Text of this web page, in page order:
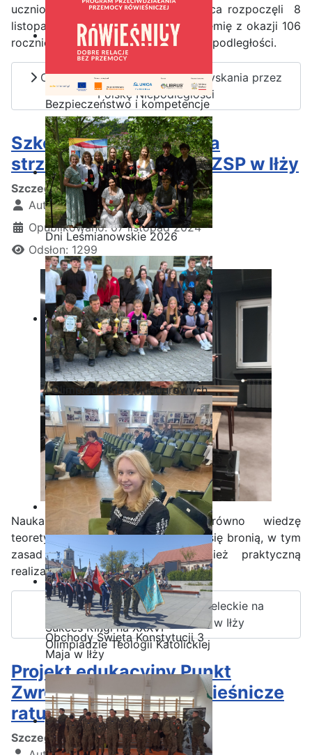
Bezpieczeństwo i kompetencje
uczniów - nasz priorytet
Dni Leśmianowskie 2026
I Olimpiada Klas Mundurowych
Sukces Kingi na XXXVI
Olimpiadzie Teologii Katolickiej
Obchody Święta Konstytucji 3
Maja w Iłży
uczniowie ZSP im. Stanisława Staszica rozpoczęli 8
listopada 2024 roku uroczystą akademię z okazji 106
rocznicy odzyskania przez Polskę Niepodległości.
Czytaj więcej: 106 rocznica odzyskania przez
Polskę Niepodległości
Szkolenie strzeleckie na
strzelnicy wirtualnej w ZSP w Iłży
Szczegóły
Autor:Kamil Krosta
Opublikowano: 07 listopad 2024
Odsłon: 1299
Nauka strzelania obejmuje zarówno wiedzę
teoretyczną z zakresu posługiwania się bronią, w tym
zasad bezpieczeństwa, jak również praktyczną
realizację strzelania do celu.
Czytaj więcej: Szkolenie strzeleckie na
strzelnicy wirtualnej w ZSP w Iłży
Projekt edukacyjny Punkt
Zwrotny - wsparcie rówieśnicze
ratuje życie
Szczegóły